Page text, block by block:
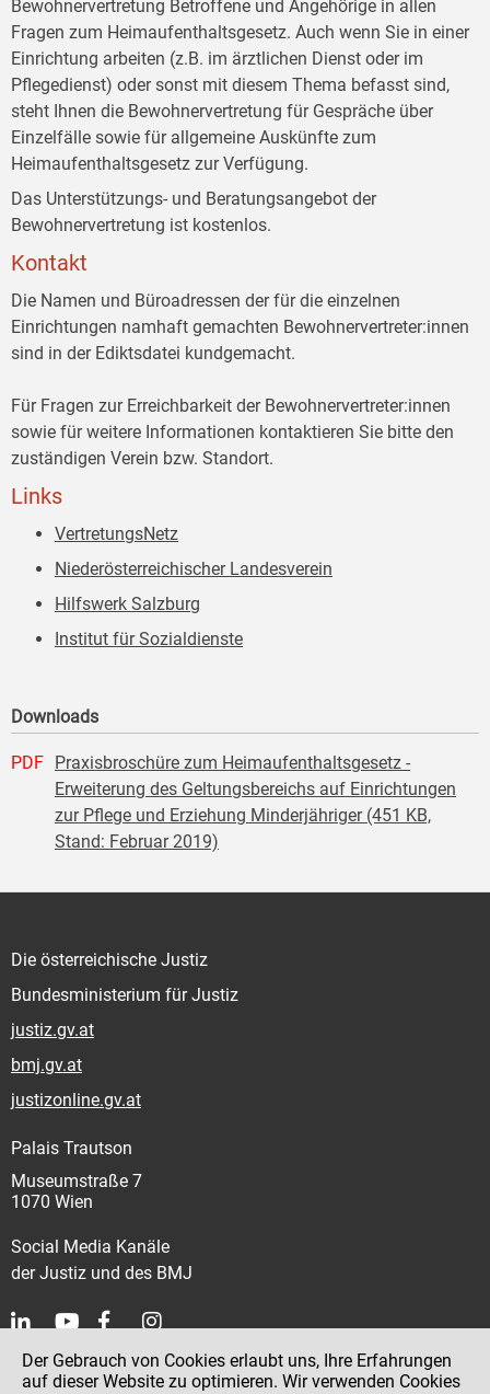
Bewohnervertretung Betroffene und Angehörige in allen
Fragen zum Heimaufenthaltsgesetz. Auch wenn Sie in einer
Einrichtung arbeiten (z.B. im ärztlichen Dienst oder im
Pflegedienst) oder sonst mit diesem Thema befasst sind,
steht Ihnen die Bewohnervertretung für Gespräche über
Einzelfälle sowie für allgemeine Auskünfte zum
Heimaufenthaltsgesetz zur Verfügung.
Das Unterstützungs- und Beratungsangebot der
Bewohnervertretung ist kostenlos.
Kontakt
Die Namen und Büroadressen der für die einzelnen
Einrichtungen namhaft gemachten Bewohnervertreter:innen
sind in der Ediktsdatei kundgemacht.
Für Fragen zur Erreichbarkeit der Bewohnervertreter:innen
sowie für weitere Informationen kontaktieren Sie bitte den
zuständigen Verein bzw. Standort.
Links
VertretungsNetz
Niederösterreichischer Landesverein
Hilfswerk Salzburg
Institut für Sozialdienste
Downloads
PDF Praxisbroschüre zum Heimaufenthaltsgesetz -
Erweiterung des Geltungsbereichs auf Einrichtungen
zur Pflege und Erziehung Minderjähriger (451 KB,
Stand: Februar 2019)
Die österreichische Justiz
Bundesministerium für Justiz
justiz.gv.at
bmj.gv.at
justizonline.gv.at
Palais Trautson
Museumstraße 7
1070 Wien
Social Media Kanäle
der Justiz und des BMJ
Kontakt
Der Gebrauch von Cookies erlaubt uns, Ihre Erfahrungen
auf dieser Website zu optimieren. Wir verwenden Cookies